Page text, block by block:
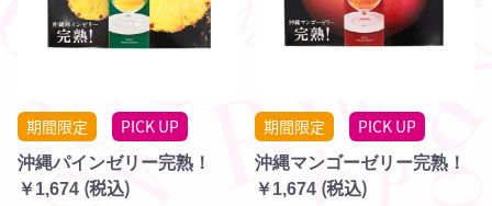
期間限定 PICK UP
沖縄パインゼリー完熟！
￥1,674 (税込)
期間限定 PICK UP
沖縄マンゴーゼリー完熟！
￥1,674 (税込)